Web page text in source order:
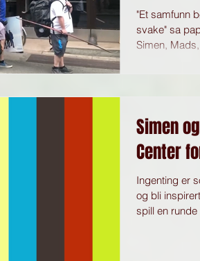
"Et samfunn
svake" sa
Simen,
Simen
Center
Ingenting er
og bli
spill en